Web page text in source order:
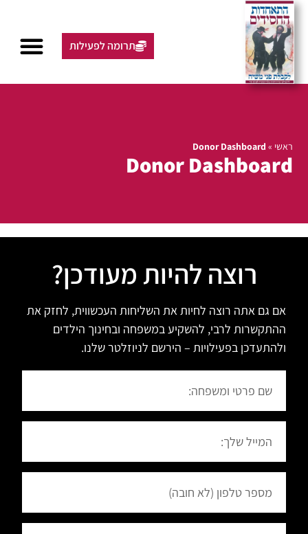
תרומה לפעילות
ראשי »
Donor Dashboard
Donor Dashboard
רוצה להיות מעודכן?
אם גם אתה רוצה לחיות את השליחות העכשווית, לחזק את
ההתקשרות לרבי, להשקיע במשפחה ובחינוך הילדים
ולהתעדכן בפעילויות – הירשם לניוזלטר שלנו.